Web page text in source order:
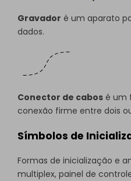
Gravador é um aparato
dados.
Conector de cabos é um
conexão firme entre dois
Símbolos de
Formas de inicialização e
multiplex, painel de